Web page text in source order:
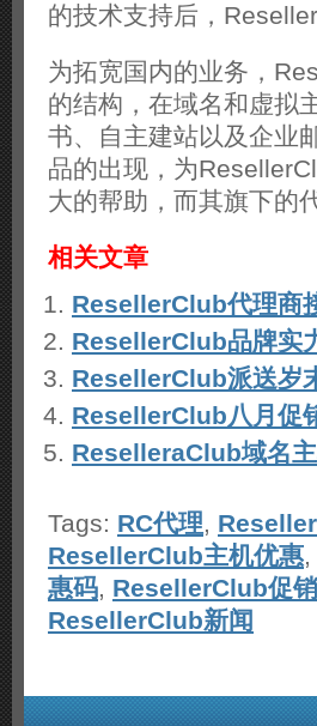
的技术支持后，
为拓宽国内的业务，
的结构，在域名和虚拟
书、自主建站以及企业
品的出现，为
大的帮助，而其旗下的
相关文章
ResellerClub代理商
ResellerClub品牌实
ResellerClub派送岁
ResellerClub八月促
ReselleraClub域名
Tags: RC代理,
ResellerClub主机优惠,
惠码, ResellerClub促销
ResellerClub新闻